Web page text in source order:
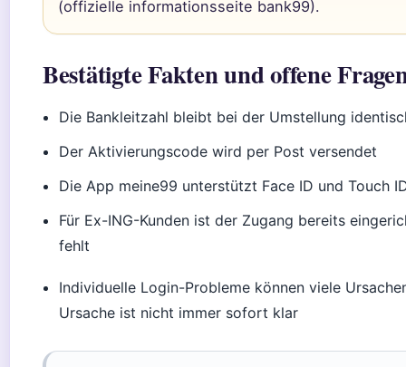
(offizielle informationsseite bank99).
Bestätigte Fakten und offene
Die Bankleitzahl bleibt bei der Umstellung
Der Aktivierungscode wird per Post versendet
Die App meine99 unterstützt Face ID und Touch
Für Ex-ING-Kunden ist der Zugang bereits
fehlt
Individuelle Login-Probleme können viele
Ursache ist nicht immer sofort klar